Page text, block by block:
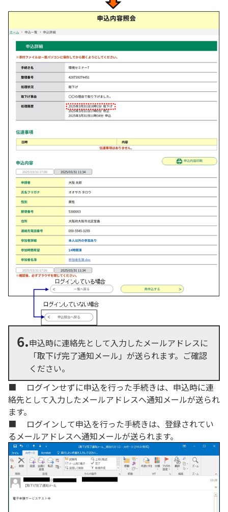
6.申込時に連絡先として入力したメールアドレスに
「取下げ完了通知メール」が送られます。ご確認
ください。
■ ログインせずに申込を行った手続きは、申込時に連
絡先として入力したメールアドレスへ通知メールが送られ
ます。
■ ログインして申込を行った手続きは、登録されてい
るメールアドレスへ通知メールが送られます。